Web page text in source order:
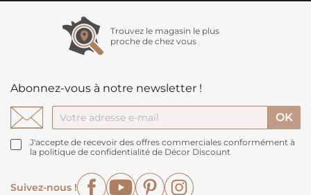
Trouvez le magasin le plus
proche de chez vous
Abonnez-vous à notre newsletter !
J'accepte de recevoir des offres commerciales conformément à
la politique de confidentialité de Décor Discount
Suivez-nous !
FacebookYouTubePinterest